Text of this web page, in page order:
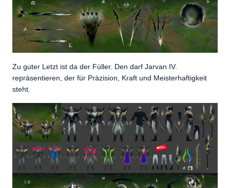
Zu guter Letzt ist da der Füller. Den darf Jarvan IV.
repräsentieren, der für Präzision, Kraft und Meisterhaftigkeit
steht.